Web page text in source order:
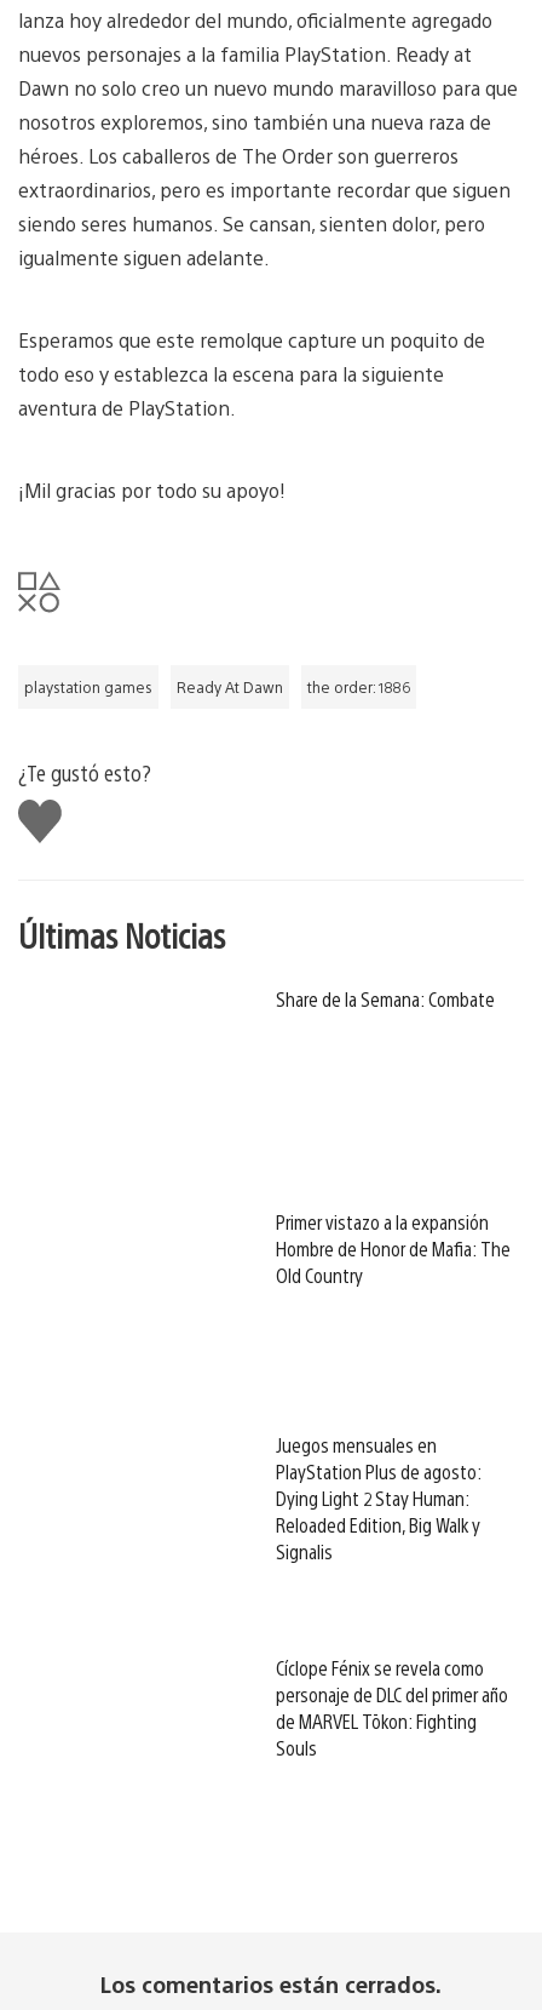
lanza hoy alrededor del mundo, oficialmente agregado
nuevos personajes a la familia PlayStation. Ready at
Dawn no solo creo un nuevo mundo maravilloso para que
nosotros exploremos, sino también una nueva raza de
héroes. Los caballeros de The Order son guerreros
extraordinarios, pero es importante recordar que siguen
siendo seres humanos. Se cansan, sienten dolor, pero
igualmente siguen adelante.
Esperamos que este remolque capture un poquito de
todo eso y establezca la escena para la siguiente
aventura de PlayStation.
¡Mil gracias por todo su apoyo!
playstation games Ready At Dawn the order: 1886
¿Te gustó esto?
Me
gusta
Últimas Noticias
Share de la Semana: Combate
Primer vistazo a la expansión
Hombre de Honor de Mafia: The
Old Country
Juegos mensuales en
PlayStation Plus de agosto:
Dying Light 2 Stay Human:
Reloaded Edition, Big Walk y
Signalis
Cíclope Fénix se revela como
personaje de DLC del primer año
de MARVEL Tōkon: Fighting
Souls
Los comentarios están cerrados.